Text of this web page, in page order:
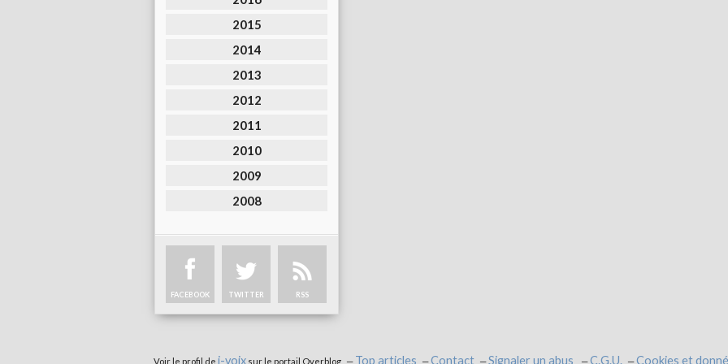
2015
2014
2013
2012
2011
2010
2009
2008
FACEBOOK TWITTER RSS
Voir le profil de i-voixsur le portail Overblog Top articles Contact Signaler un abus C.G.U. Cookies et